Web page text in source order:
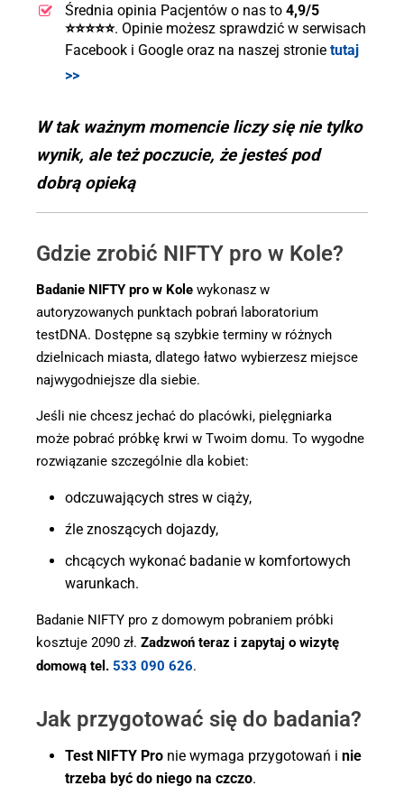
Średnia opinia Pacjentów o nas to 4,9/5
⭐⭐⭐⭐⭐. Opinie możesz sprawdzić w serwisach
Facebook i Google oraz na naszej stronie tutaj
>>
W tak ważnym momencie liczy się nie tylko
wynik, ale też poczucie, że jesteś pod
dobrą opieką
Gdzie zrobić NIFTY pro w Kole?
Badanie NIFTY pro w Kole wykonasz w
autoryzowanych punktach pobrań laboratorium
testDNA. Dostępne są szybkie terminy w różnych
dzielnicach miasta, dlatego łatwo wybierzesz miejsce
najwygodniejsze dla siebie.
Jeśli nie chcesz jechać do placówki, pielęgniarka
może pobrać próbkę krwi w Twoim domu. To wygodne
rozwiązanie szczególnie dla kobiet:
odczuwających stres w ciąży,
źle znoszących dojazdy,
chcących wykonać badanie w komfortowych
warunkach.
Badanie NIFTY pro z domowym pobraniem próbki
kosztuje 2090 zł. Zadzwoń teraz i zapytaj o wizytę
domową tel. 533 090 626.
Jak przygotować się do badania?
Test NIFTY Pro nie wymaga przygotowań i nie
trzeba być do niego na czczo.